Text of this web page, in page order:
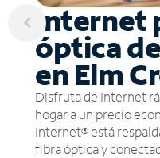
Internet
óptica
en Elm
Disfruta de Internet
hogar a un precio
Internet® está
fibra óptica y